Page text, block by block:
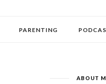
PARENTING
ABOUT